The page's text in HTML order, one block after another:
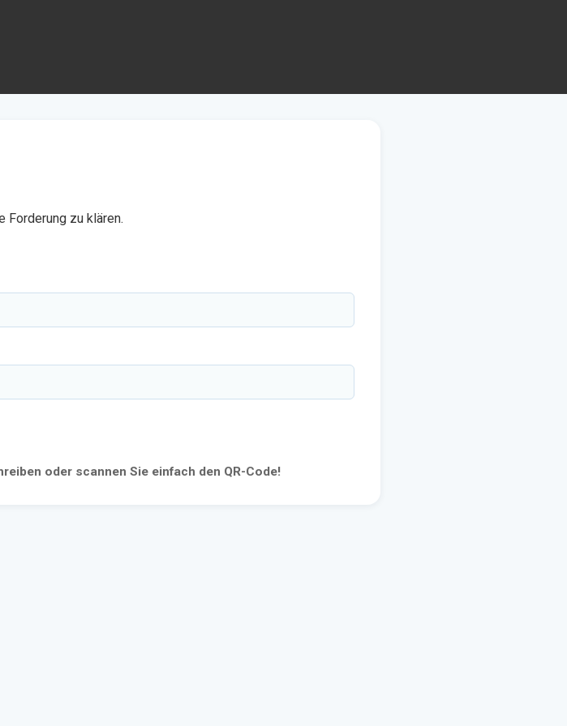
Forderung zu klären.
oder scannen Sie einfach den QR-Code!